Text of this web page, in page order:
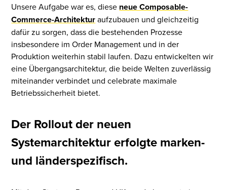
Unsere Aufgabe war es, diese neue Composable-
Commerce-Architekturaufzubauen und gleichzeitig
dafür zu sorgen, dass die bestehenden Prozesse
insbesondere im Order Management und in der
Produktion weiterhin stabil laufen. Dazu entwickelten wir
eine Übergangsarchitektur, die beide Welten zuverlässig
miteinander verbindet und celebrate maximale
Betriebssicherheit bietet.
Der Rollout der neuen
Systemarchitektur erfolgte marken-
und länderspezifisch.